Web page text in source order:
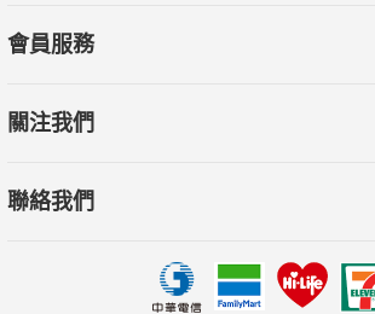
張安梅的《精實影響力》是我們非常推薦的
會員服務
關注我們
聯絡我們